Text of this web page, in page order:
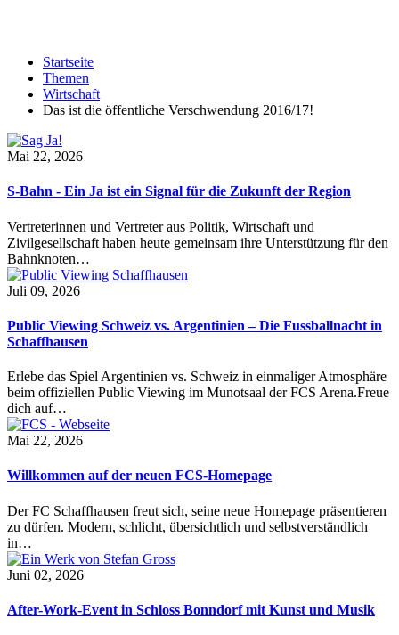
Startseite
Themen
Wirtschaft
Das ist die öffentliche Verschwendung 2016/17!
Mai 22, 2026
S-Bahn - Ein Ja ist ein Signal für die Zukunft der Region
Vertreterinnen und Vertreter aus Politik, Wirtschaft und
Zivilgesellschaft haben heute gemeinsam ihre Unterstützung für den
Bahnknoten…
Juli 09, 2026
Public Viewing Schweiz vs. Argentinien – Die Fussballnacht in
Schaffhausen
Erlebe das Spiel Argentinien vs. Schweiz in einmaliger Atmosphäre
beim offiziellen Public Viewing im Munotsaal der FCS Arena.Freue
dich auf…
Mai 22, 2026
Willkommen auf der neuen FCS-Homepage
Der FC Schaffhausen freut sich, seine neue Homepage präsentieren
zu dürfen. Modern, schlicht, übersichtlich und selbstverständlich
in…
Juni 02, 2026
After-Work-Event in Schloss Bonndorf mit Kunst und Musik